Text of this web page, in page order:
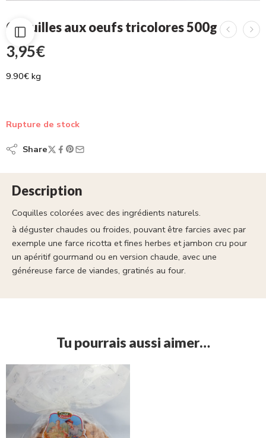
Coquilles aux oeufs tricolores 500g
3,95€
9.90€ kg
Rupture de stock
Share
Description
Coquilles colorées avec des ingrédients naturels.
à déguster chaudes ou froides, pouvant être farcies avec par
exemple une farce ricotta et fines herbes et jambon cru pour
un apéritif gourmand ou en version chaude, avec une
généreuse farce de viandes, gratinés au four.
Tu pourrais aussi aimer…